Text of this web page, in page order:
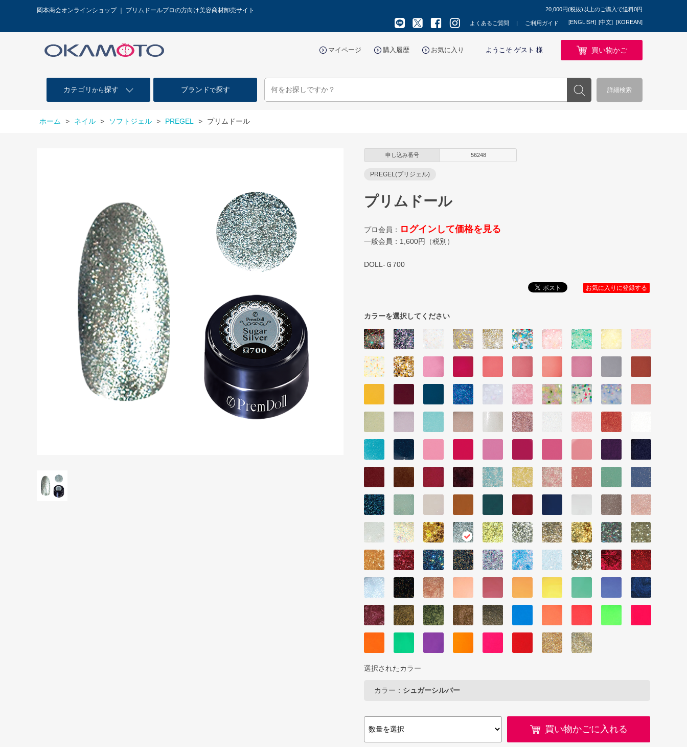
岡本商会オンラインショップ ｜ プリムドールプロの方向け美容商材卸売サイト 20,000円(税抜)以上のご購入で送料0円
よくあるご質問 ご利用ガイド [ENGLISH] [中文] [KOREAN]
マイページ 購入履歴 お気に入り ようこそ ゲスト 様 買い物かご
カテゴリ から探す ブランドで探す 詳細検索
ホーム > ネイル > ソフトジェル > PREGEL > プリムドール
申し込み番号 56248
PREGEL(プリジェル)
プリムドール
プロ会員： ログインして価格を見る
一般会員： 1,600円（税別）
DOLL-Ｇ700
お気に入りに登録する
カラーを選択してください
選択されたカラー
カラー： シュガーシルバー
買い物かごに入れる